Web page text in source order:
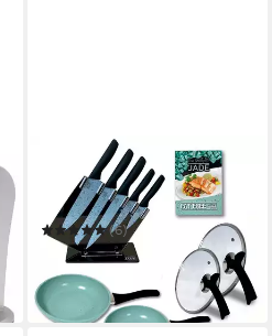
Pfannen-Set Jade Pan Set +
Jade Knife Series
(6)
59,00 € UVP 139,99 €
-58%
in 3-4 Werktagen bei dir